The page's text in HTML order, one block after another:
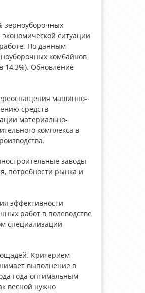
зерноуборочных
ситуации
По данным
комбайнов
14,3%). Обновление
машинно-
средств
материально-
комплекса в
заводы
потребности рынка и
эффективности
работ в полеводстве
специализации
Критерием
выполнение в
года оптимальным
весной нужно